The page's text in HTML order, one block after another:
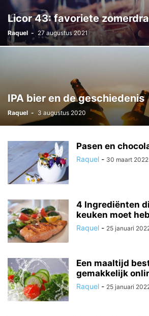
Licor 43: favoriete
Raquel - 27 augustus 2021
IPA bier en de geschiedenis
Raquel - 3 augustus 2020
Pasen en
Raquel - 30 maart 2022
4 Ingrediënten
keuken moet
Raquel - 25 januari
Een maaltijd
gemakkelijk
Raquel - 25 januari